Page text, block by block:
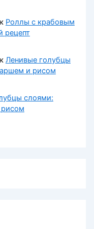
к Роллы с крабовым
рецепт
к Ленивые голубцы
и рисом
слоями: